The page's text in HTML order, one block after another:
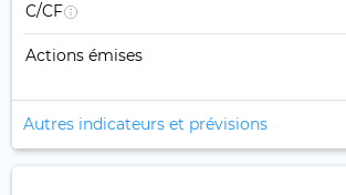
C/CF
Actions émises
Autres indicateurs et prévisions